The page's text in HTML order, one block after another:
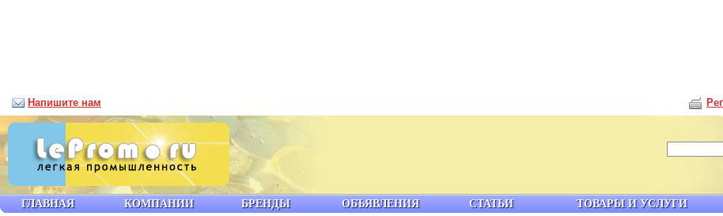
ГЛАВНАЯ КОМПАНИИ БРЕНДЫ ОБЪЯВЛЕНИЯ СТАТЬИ ТОВАРЫ И УСЛУГИ
Напишите нам